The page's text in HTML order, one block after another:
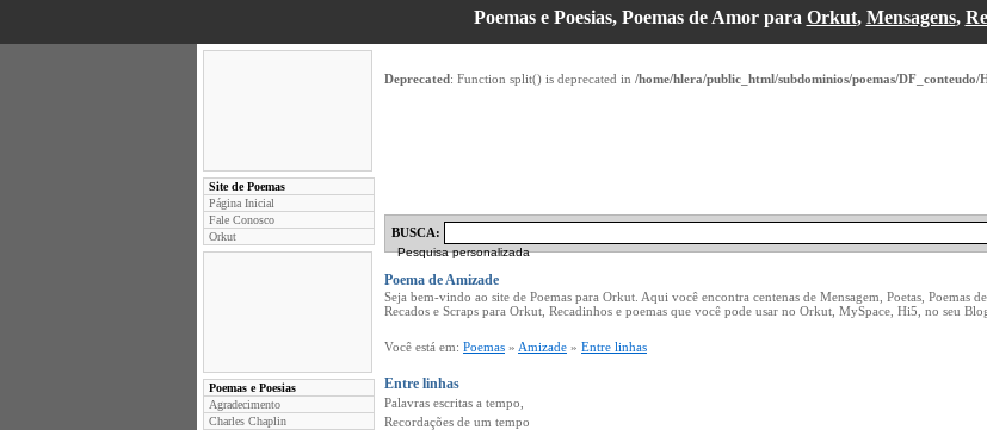
Poemas e Poesias, Poemas de Amor para Orkut, Mensagens,
Site de Poemas
Página Inicial
Fale Conosco
Orkut
Poemas e Poesias
Agradecimento
Charles Chaplin
Deprecated: Function split() is deprecated in /home/hlera/public_html/subdominios/poemas/
BUSCA:
Pesquisa personalizada
Poema de Amizade
Seja bem-vindo ao site de Poemas para Orkut. Aqui você encontra centenas de Mensagem, Poetas, Poemas
Recados e Scraps para Orkut, Recadinhos e poemas que você pode usar no Orkut, MySpace, Hi5, no seu
Você está em: Poemas » Amizade » Entre linhas
Entre linhas
Palavras escritas a tempo,
Recordações de um tempo